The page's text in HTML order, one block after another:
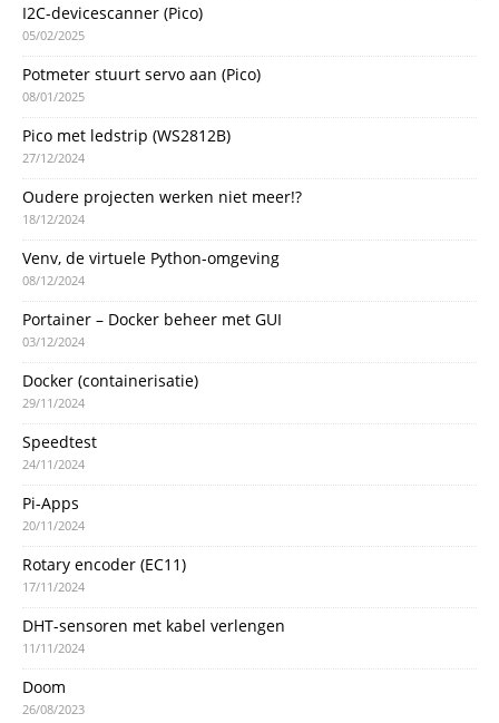
I2C-devicescanner (Pico)
05/02/2025
Potmeter stuurt servo aan (Pico)
08/01/2025
Pico met ledstrip (WS2812B)
27/12/2024
Oudere projecten werken niet meer!?
18/12/2024
Venv, de virtuele Python-omgeving
08/12/2024
Portainer – Docker beheer met GUI
03/12/2024
Docker (containerisatie)
29/11/2024
Speedtest
24/11/2024
Pi-Apps
20/11/2024
Rotary encoder (EC11)
17/11/2024
DHT-sensoren met kabel verlengen
11/11/2024
Doom
26/08/2023